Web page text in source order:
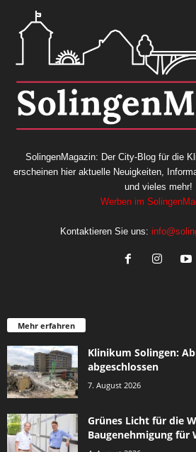
SolingenMagazin: Der City-Blog für die
erscheinen hier aktuelle Neuigkeiten,
und vieles mehr!
Werben im
Kontaktieren Sie uns:
Mehr erfahren
Klinikum Solingen:
abgeschlossen
7. August 2026
Grünes Licht für die
Baugenehmigung für